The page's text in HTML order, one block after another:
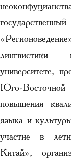
лингвистики
университете,
Юго-
повышения
языка и
участие в
Китай»,